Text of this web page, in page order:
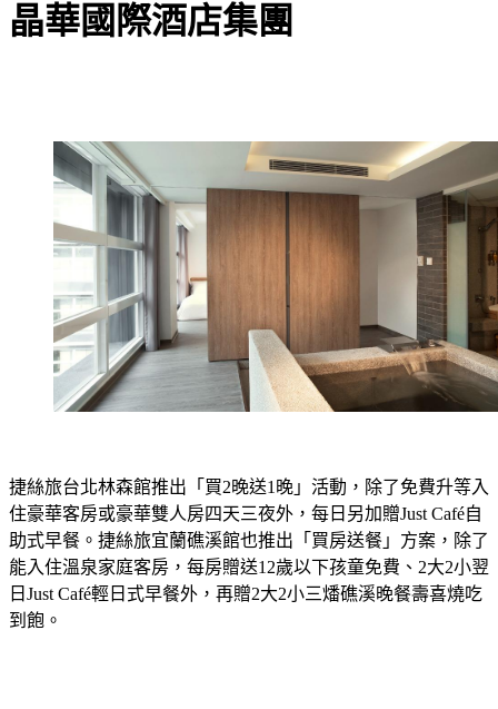
晶華國際酒店集團
捷絲旅台北林森館推出「買2晚送1晚」活動，除了免費升等入
住豪華客房或豪華雙人房四天三夜外，每日另加贈Just Café自
助式早餐。捷絲旅宜蘭礁溪館也推出「買房送餐」方案，除了
能入住溫泉家庭客房，每房贈送12歲以下孩童免費、2大2小翌
日Just Café輕日式早餐外，再贈2大2小三燔礁溪晚餐壽喜燒吃
到飽。